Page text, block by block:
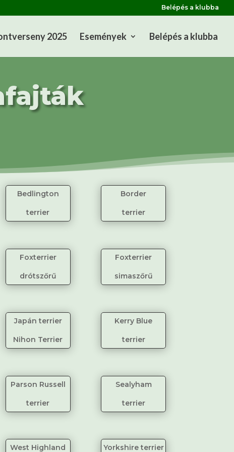
Belépés a klubba
2025 Események Belépés a klubba
Bedlington
terrier
Border
terrier
Foxterrier
drótszőrű
Foxterrier
simaszőrű
Japán terrier
Nihon Terrier
Kerry Blue
terrier
Parson Russell
terrier
Sealyham
terrier
West Highland Yorkshireterrier